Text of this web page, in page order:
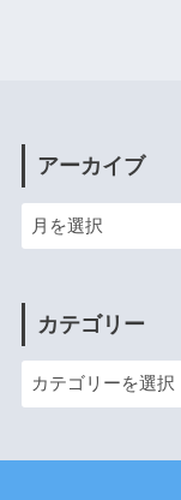
アーカイブ
カテゴリー